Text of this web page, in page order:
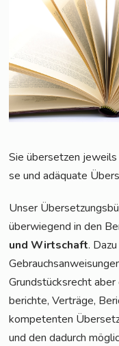
Sie über­set­zen jeweils
se und adäqua­te
Unser
über­wie­gend in den
und Wirt­schaft.
Grund­stücks­recht
be­rich­te, Ver­trä­ge,
kom­pe­ten­ten
und den dadurch